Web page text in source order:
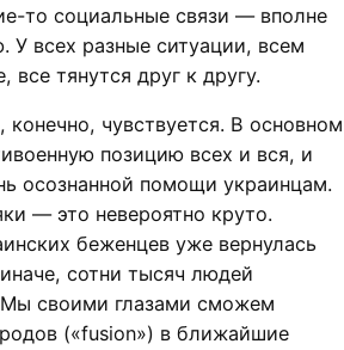
то социальные связи — вполне
всех разные ситуации, всем
тянутся друг к другу.
чувствуется. В основном
позицию всех и вся, и
осознанной помощи украинцам.
— это невероятно круто.
беженцев уже вернулась
сотни тысяч людей
Мы своими глазами сможем
(«fusion») в ближайшие